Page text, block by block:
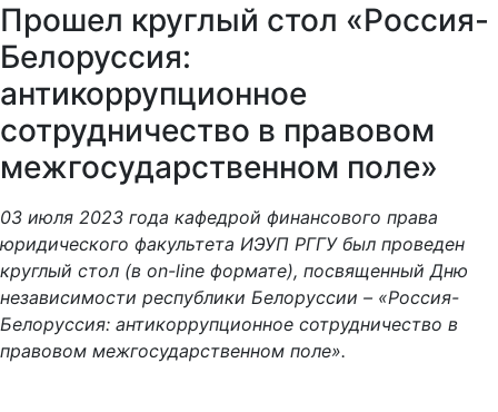
Прошел круглый стол «Россия-
Белоруссия:
антикоррупционное
сотрудничество в правовом
межгосударственном поле»
03 июля 2023 года кафедрой финансового права
юридического факультета ИЭУП РГГУ был проведен
круглый стол (в on-line формате), посвященный Дню
независимости республики Белоруссии – «Россия-
Белоруссия: антикоррупционное сотрудничество в
правовом межгосударственном поле».